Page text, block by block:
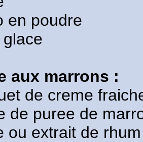
en poudre
aux marrons :
de creme
de puree de
ou extrait de rhum